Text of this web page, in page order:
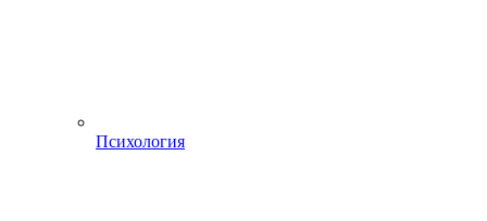
Психология